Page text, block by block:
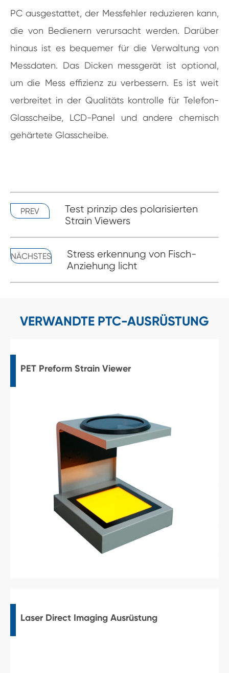
PC ausgestattet, der Messfehler reduzieren kann,
die von Bedienern verursacht werden. Darüber
hinaus ist es bequemer für die Verwaltung von
Messdaten. Das Dicken messgerät ist optional,
um die Mess effizienz zu verbessern. Es ist weit
verbreitet in der Qualitäts kontrolle für Telefon-
Glasscheibe, LCD-Panel und andere chemisch
gehärtete Glasscheibe.
PREV
Test prinzip des polarisierten
Strain Viewers
NÄCHSTES
Stress erkennung von Fisch-
Anziehung licht
VERWANDTE PTC-AUSRÜSTUNG
PET Preform Strain Viewer
Laser Direct Imaging Ausrüstung